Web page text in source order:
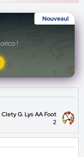
Nouveau!
!
Clety G. Lys AA Foot
2